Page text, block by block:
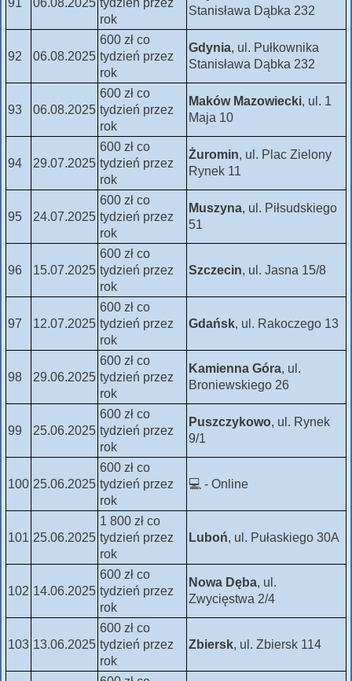
rok
Stanisława Dąbka 232
92 06.08.2025
600 zł co
tydzień przez
rok
Gdynia, ul. Pułkownika
Stanisława Dąbka 232
93 06.08.2025
600 zł co
tydzień przez
rok
Maków Mazowiecki, ul. 1
Maja 10
94 29.07.2025
600 zł co
tydzień przez
rok
Żuromin, ul. Plac Zielony
Rynek 11
95 24.07.2025
600 zł co
tydzień przez
rok
Muszyna, ul. Piłsudskiego
51
96 15.07.2025
600 zł co
tydzień przez
rok
Szczecin, ul. Jasna 15/8
97 12.07.2025
600 zł co
tydzień przez
rok
Gdańsk, ul. Rakoczego 13
98 29.06.2025
600 zł co
tydzień przez
rok
Kamienna Góra, ul.
Broniewskiego 26
99 25.06.2025
600 zł co
tydzień przez
rok
Puszczykowo, ul. Rynek
9/1
100 25.06.2025
600 zł co
tydzień przez
rok
💻 - Online
101 25.06.2025
1 800 zł co
tydzień przez
rok
Luboń, ul. Pułaskiego 30A
102 14.06.2025
600 zł co
tydzień przez
rok
Nowa Dęba, ul.
Zwycięstwa 2/4
103 13.06.2025
600 zł co
tydzień przez
rok
Zbiersk, ul. Zbiersk 114